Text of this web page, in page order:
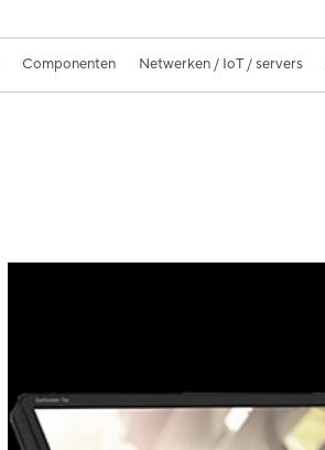
Componenten Netwerken / IoT / servers